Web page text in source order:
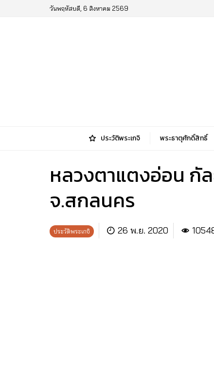
วันพฤหัสบดี, 6 สิงหาคม 2569
ประวัติพระเกจิ พระธาตุศักดิ์สิทธิ์
หลวงตาแตงอ่อน กั
จ.สกลนคร
ประวัติพระเกจิ 26 พ.ย. 2020